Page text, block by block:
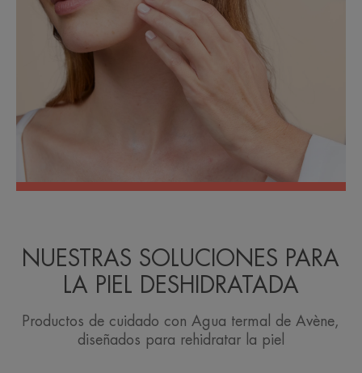
NUESTRAS SOLUCIONES PARA
LA PIEL DESHIDRATADA
Productos de cuidado con Agua termal de Avène,
diseñados para rehidratar la piel